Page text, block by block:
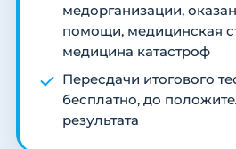
медорганизации,
помощи, медицинская
медицина катастроф
Пересдачи итогового
бесплатно, до
результата